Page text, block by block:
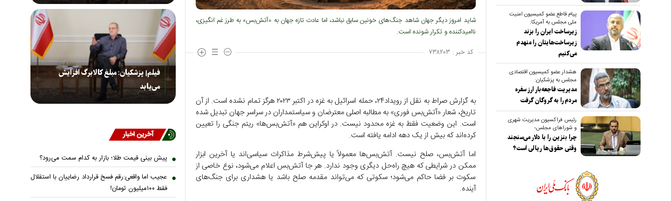
شاید امروز دیگر جهان شاهد جنگ‌های خونین سابق نباشد، اما عادت تازه جهان به «آتش‌بس» به طرز غم انگیزی،
ناامیدکننده و تکرار شونده است.
کد خبر : ۷۳۸۲۰۳
به گزارش صراط به نقل از رویداد۲۴، حمله اسرائیل به غزه در اکتبر ۲۰۲۳ هرگز تمام نشده است. از آن
تاریخ، شعار «آتش‌بس فوری» به مطالبه اصلی معترضان و سیاستمداران در سراسر جهان تبدیل شده
است. این وضعیت فقط به غزه محدود نیست. در اوکراین هم «آتش‌بس‌ها» ریتم جنگی را تعیین
کرده‌اند که بیش از یک دهه ادامه یافته است.
اما آتش‌بس، صلح نیست. آتش‌بس‌ها معمولاً یا پیش‌شرط مذاکرات سیاسی‌اند یا آخرین ابزار
ممکن در شرایطی که هیچ راه‌حل دیگری وجود ندارد. هر جا آتش‌بس اعلام می‌شود، نوع خاصی از
سکوت بر فضا حاکم می‌شود؛ سکوتی که می‌تواند مقدمه صلح باشد یا هشداری برای جنگ‌های
آینده.
پیام قاطع عضو کمیسیون امنیت
ملی مجلس به آمریکا:
زیرساخت ایران را بزند
زیرساخت‌هایتان را منهدم
می‌کنیم
هشدار عضو کمیسیون اقتصادی
مجلس به پزشکیان:
مدیریت فاجعه‌بار ارز سفره
مردم را به گروگان گرفت
رئیس فراکسیون مدیریت شهری
و شوراهای مجلس؛
چرا بنزین را با دلار می‌سنجند
وقتی حقوق‌ها ریالی است؟
فیلم| پزشکیان: مبلغ کالابرگ افزایش
می‌یابد
آخرین اخبار
پیش بینی قیمت طلا؛ بازار به کدام سمت می‌رود؟
عجیب اما واقعی:رقم فسخ قرارداد رضاییان با استقلال
فقط ۱۰۰میلیون تومان!